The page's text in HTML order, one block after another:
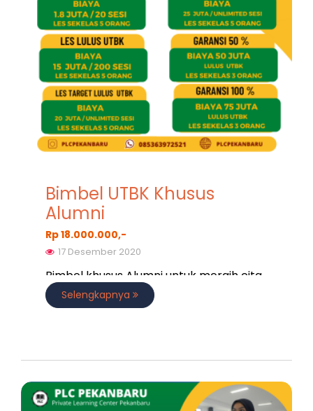
Bimbel UTBK Khusus
Alumni
Rp 18.000.000,-
17 Desember 2020
Bimbel khusus Alumni untuk meraih cita
citaSelengkapnya